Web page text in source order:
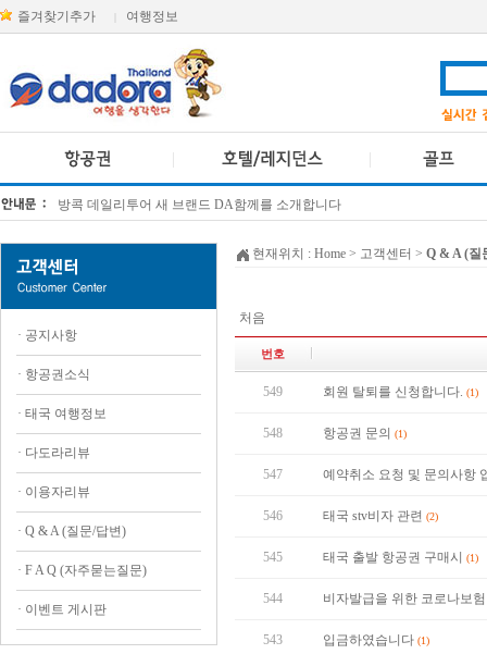
즐겨찾기추가 여행정보
방콕 데일리투어 새 브랜드 DA함께를 소개합니다
· 공지사항
· 항공권소식
· 태국 여행정보
· 다도라리뷰
· 이용자리뷰
· Q & A (질문/답변)
· F A Q (자주묻는질문)
· 이벤트 게시판
현재위치 : Home > 고객센터 > Q & A (질
처음
번호
549 회원 탈퇴를 신청합니다. (1)
548 항공권 문의 (1)
547 예약취소 요청 및 문의사항
546 태국 stv비자 관련 (2)
545 태국 출발 항공권 구매시 (1)
544 비자발급을 위한 코로나보
543 입금하였습니다 (1)